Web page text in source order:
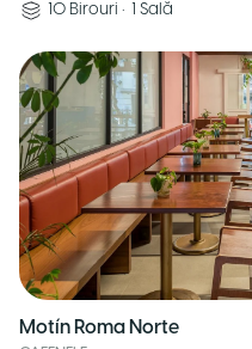
10 Birouri • 1 Sală
Motín Roma Norte